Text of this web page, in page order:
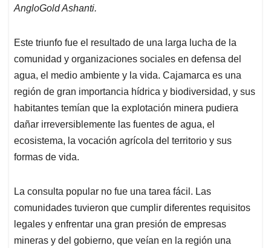
AngloGold Ashanti.
Este triunfo fue el resultado de una larga lucha de la
comunidad y organizaciones sociales en defensa del
agua, el medio ambiente y la vida. Cajamarca es una
región de gran importancia hídrica y biodiversidad, y sus
habitantes temían que la explotación minera pudiera
dañar irreversiblemente las fuentes de agua, el
ecosistema, la vocación agrícola del territorio y sus
formas de vida.
La consulta popular no fue una tarea fácil. Las
comunidades tuvieron que cumplir diferentes requisitos
legales y enfrentar una gran presión de empresas
mineras y del gobierno, que veían en la región una